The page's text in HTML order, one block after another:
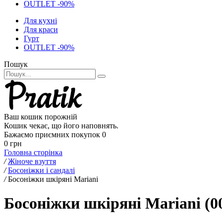
OUTLET -90%
Для кухні
Для краси
Гурт
OUTLET -90%
Пошук
Ваш кошик порожній
Кошик чекає, що його наповнять.
Бажаємо приємних покупок 0
0 грн
Головна сторінка
/ Жіноче взуття
/ Босоніжки і сандалі
/ Босоніжки шкіряні Mariani
Босоніжки шкіряні Mariani